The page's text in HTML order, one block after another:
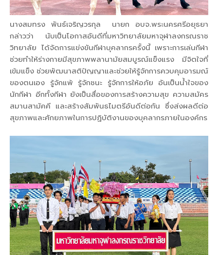
นางสมทรง พันธ์เจริญวรกุล นายก อบจ.พระนครศรีอยุธยา
กล่าวว่า นับเป็นโอกาสอันดีที่มหาวิทยาลัยมหาจุฬาลงกรณราช
วิทยาลัย ได้จัดการแข่งขันกีฬาบุคลากรครั้งนี้ เพราะการเล่นกีฬา
ช่วยทำให้ร่างกายมีสุขภาพพลานามัยสมบูรณ์แข็งแรง มีจิตใจที่
เข้มแข็ง ช่วยพัฒนาสติปัญญาและช่วยให้รู้จักการควบคุมอารมณ์
ของตนเอง รู้จักแพ้ รู้จักชนะ รู้จักการให้อภัย อันเป็นน้ำใจของ
นักกีฬา อีกทั้งกีฬา ยังเป็นสื่อของการสร้างความสุข ความสมัคร
สมานสามัคคี และสร้างสัมพันธไมตรีอันดีต่อกัน ซึ่งส่งผลดีต่อ
สุขภาพและศักยภาพในการปฏิบัติงานของบุคลากรภายในองค์กร